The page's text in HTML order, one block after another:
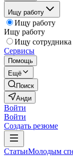
Ищу работу
Ищу работу
Ищу работу
Ищу сотрудника
Сервисы
Помощь
Ещё
Поиск
Анди
Войти
Войти
Создать резюме
СтатьиМолодым